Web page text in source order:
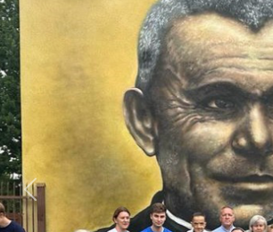
Previous